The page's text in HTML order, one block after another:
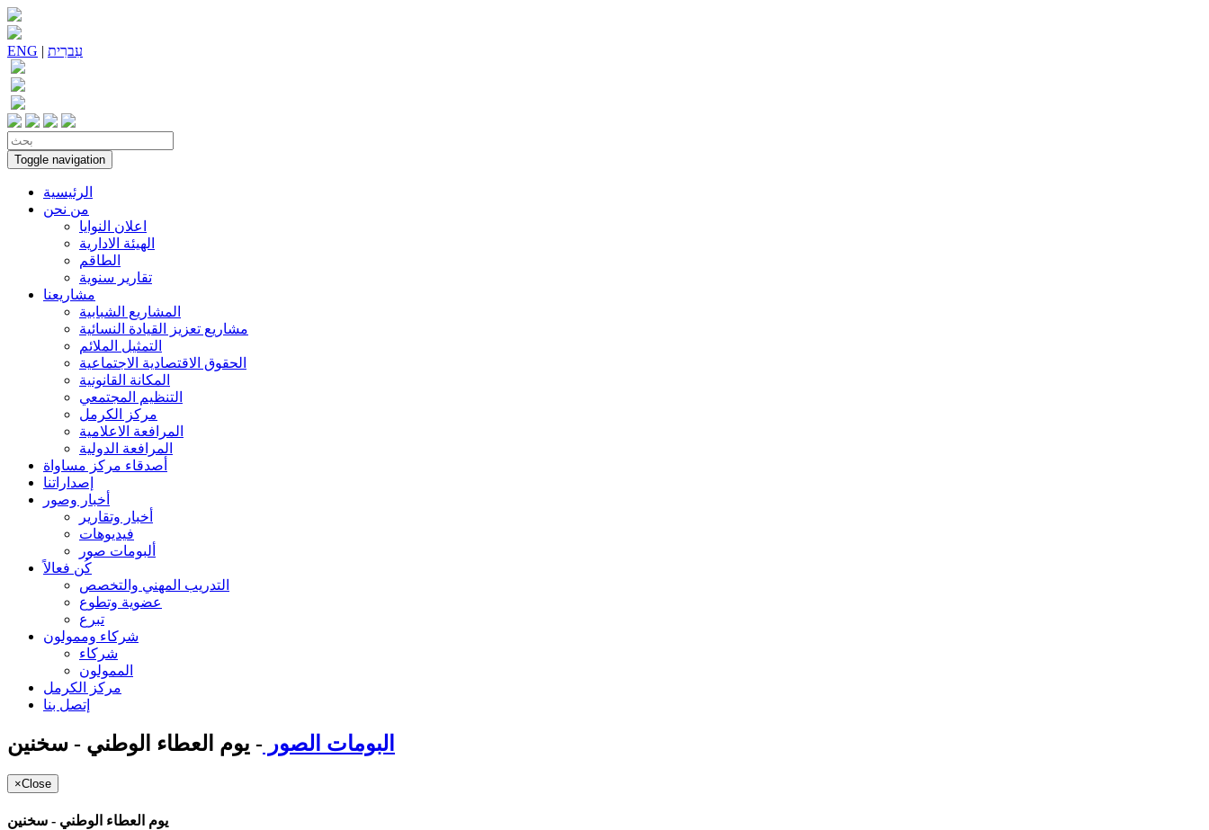
ENG | עִברִית
Toggle navigation
الرئيسية
من نحن
اعلان النوايا
الهيئة الادارية
الطاقم
تقارير سنوية
مشاريعنا
المشاريع الشبابية
مشاريع تعزيز القيادة النسائية
التمثيل الملائم
الحقوق الاقتصادية الاجتماعية
المكانة القانونية
التنظيم المجتمعي
مركز الكرمل
المرافعة الاعلامية
المرافعة الدولية
أصدقاء مركز مساواة
إصداراتنا
أخبار وصور
أخبار وتقارير
فيديوهات
ألبومات صور
كُن فعالاً
التدريب المهني والتخصص
عضوية وتطوع
تبرع
شركاء وممولون
شركاء
الممولون
مركز الكرمل
إتصل بنا
البومات الصور - يوم العطاء الوطني - سخنين
×Close
يوم العطاء الوطني - سخنين